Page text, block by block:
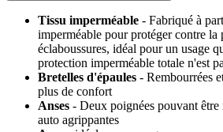
Tissu imperméable - Fabriqué à
imperméable pour protéger contre la
éclaboussures, idéal pour un usage
protection imperméable totale n'est
Bretelles d'épaules - Rembourrées
plus de confort
Anses - Deux poignées pouvant être
auto agrippantes